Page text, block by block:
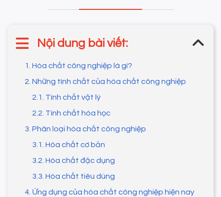
Nội dung bài viết:
1. Hóa chất công nghiệp là gì?
2. Những tính chất của hóa chất công nghiệp
2.1. Tính chất vật lý
2.2. Tính chất hóa học
3. Phân loại hóa chất công nghiệp
3.1. Hóa chất cơ bản
3.2. Hóa chất đặc dụng
3.3. Hóa chất tiêu dùng
4. Ứng dụng của hóa chất công nghiệp hiện nay